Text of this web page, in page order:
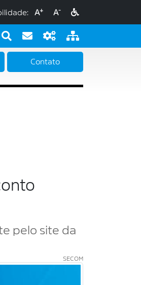
A+ A-
Contato
pelo site da
SECOM